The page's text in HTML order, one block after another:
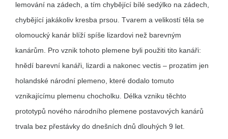
lemování na zádech, a tím chybějící bílé sedýlko na zádech,
chybějící jakákoliv kresba prsou. Tvarem a velikostí těla se
olomoucký kanár blíží spíše lizardovi než barevným
kanárům. Pro vznik tohoto plemene byli použiti tito kanáři:
hnědí barevní kanáři, lizardi a nakonec vectis – prozatim jen
holandské národní plemeno, které dodalo tomuto
vznikajícímu plemenu chocholku. Délka vzniku těchto
prototypů nového národního plemene postavových kanárů
trvala bez přestávky do dnešních dnů dlouhých 9 let.